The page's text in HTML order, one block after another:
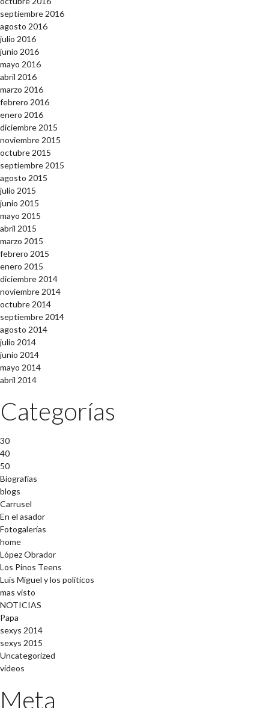
septiembre 2016
agosto 2016
julio 2016
junio 2016
mayo 2016
abril 2016
marzo 2016
febrero 2016
enero 2016
diciembre 2015
noviembre 2015
octubre 2015
septiembre 2015
agosto 2015
julio 2015
junio 2015
mayo 2015
abril 2015
marzo 2015
febrero 2015
enero 2015
diciembre 2014
noviembre 2014
octubre 2014
septiembre 2014
agosto 2014
julio 2014
junio 2014
mayo 2014
abril 2014
Categorías
30
40
50
Biografías
blogs
Carrusel
En el asador
Fotogalerías
home
López Obrador
Los Pinos Teens
Luis Miguel y los políticos
mas visto
NOTICIAS
Papa
sexys 2014
sexys 2015
Uncategorized
videos
Meta